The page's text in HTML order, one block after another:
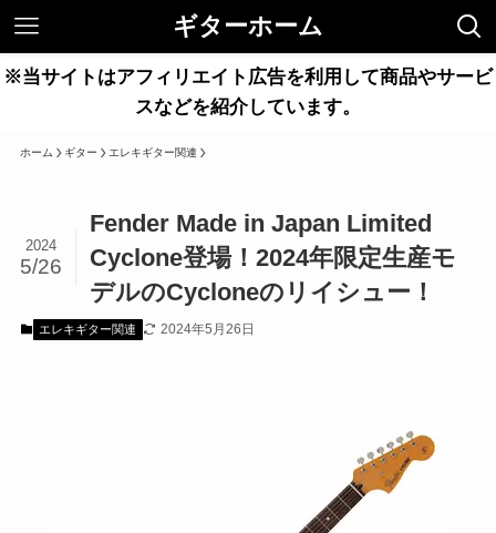
ギターホーム
※当サイトはアフィリエイト広告を利用して商品やサービ
スなどを紹介しています。
ホーム ギター エレキギター関連
Fender Made in Japan Limited
Cyclone登場！2024年限定生産モ
デルのCycloneのリイシュー！
2024
5/26
エレキギター関連 2024年5月26日